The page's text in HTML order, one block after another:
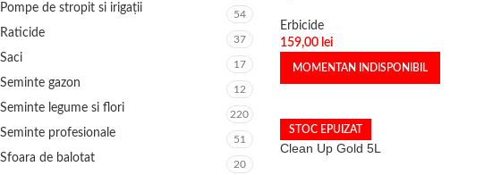
Pompe de stropit si irigații 54
Raticide 37
Saci 17
Seminte gazon 12
Seminte legume si flori 220
Seminte profesionale 51
Sfoara de balotat 20
Erbicide
159,00 lei
MOMENTAN INDISPONIBIL
STOC EPUIZAT
Clean Up Gold 5L